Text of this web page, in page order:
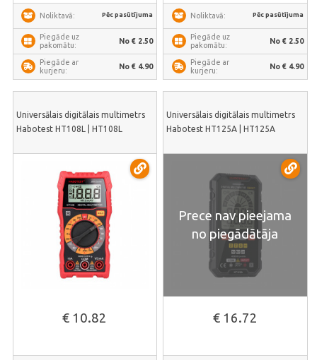
Noliktavā: Pēc pasūtījuma
Piegāde uz
pakomātu:
No € 2.50
Piegāde ar
kurjeru:
No € 4.90
Noliktavā: Pēc pasūtījuma
Piegāde uz
pakomātu:
No € 2.50
Piegāde ar
kurjeru:
No € 4.90
Universālais digitālais multimetrs
Habotest HT108L | HT108L
€ 10.82
Universālais digitālais multimetrs
Habotest HT125A | HT125A
Prece nav pieejama
no piegādātāja
€ 16.72